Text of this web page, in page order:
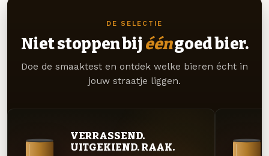
DE SELECTIE
Niet stoppen bij ééngoed bier.
Doe de smaaktest en ontdek welke bieren écht in
jouw straatje liggen.
VERRASSEND.
UITGEKIEND. RAAK.